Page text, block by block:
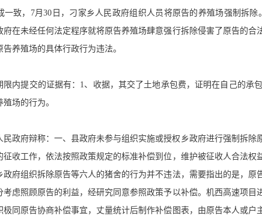
一致，7月30日，刁家乡人民政府组织人员将原告的养殖场强制拆
府在未经任何法定程序就将原告养殖场肆意强行拆除侵害了原告的
养殖场的具体行政行为违法。
限内提交的证据有：1、收据，其交了土地承包费，证明在自己的
场的行为。
民政府辩称：一、县政府未参与组织实施或授权乡政府进行强制拆
征收工作，依法按照政策规定的标准补偿到位，维护被征收人合法
政府组织拆除原告等六人的猪舍的行为并不违法，需要指出的是，
考虑照顾原告的利益，经研究同意参照政策予以补偿。机西高速项
极同原告协商补偿事宜，丈量统计后制作补偿图表，由原告本人或